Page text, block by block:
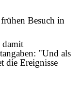
Besuch in
damit
"Und als
die Ereignisse